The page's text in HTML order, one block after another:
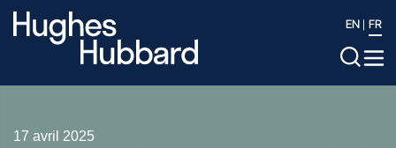
EN FR
17 avril 2025